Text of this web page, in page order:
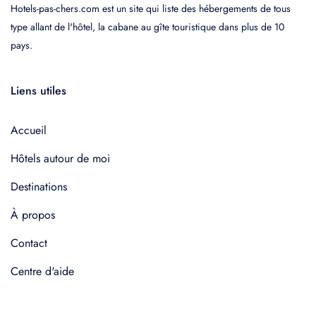
Hotels-pas-chers.com est un site qui liste des hébergements de tous
type allant de l'hôtel, la cabane au gîte touristique dans plus de 10
pays.
Liens utiles
Accueil
Hôtels autour de moi
Destinations
À propos
Contact
Centre d'aide